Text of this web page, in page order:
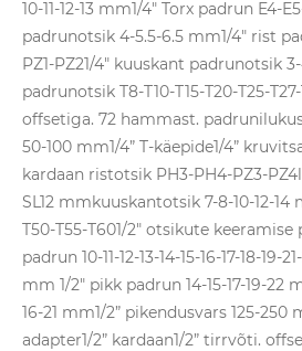
10-11-12-13 mm1/4" Torx padrun E4-
padrunotsik 4-5.5-6.5 mm1/4" rist
PZ1-PZ21/4" kuuskant padrunotsik
padrunotsik T8-T10-T15-T20-T25-
offsetiga. 72 hammast.
50-100 mm1/4” T-käepide1/4”
kardaan ristotsik PH3-PH4-PZ3-
SL12 mmkuuskantotsik 7-8-10-12-14
T50-T55-T601/2" otsikute keeramise
padrun 10-11-12-13-14-15-16-17-18-19-
mm 1/2" pikk padrun 14-15-17-19-22
16-21 mm1/2” pikendusvars 125-250
adapter1/2” kardaan1/2” tirrvõti.